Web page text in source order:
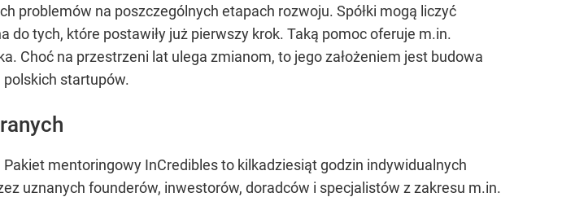
problemów na poszczególnych etapach rozwoju. Spółki mogą liczyć
tych, które postawiły już pierwszy krok. Taką pomoc oferuje m.in.
Choć na przestrzeni lat ulega zmianom, to jego założeniem jest budowa
startupów.
mentoringowy InCredibles to kilkadziesiąt godzin indywidualnych
uznanych founderów, inwestorów, doradców i specjalistów z zakresu m.in.